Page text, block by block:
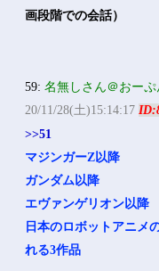
画段階での会話）
59:名無しさん＠おーぷ
20/11/28(土)15:14:17
>>51
マジンガーZ以降
ガンダム以降
エヴァンゲリオン以
日本のロボットアニメ
れる3作品